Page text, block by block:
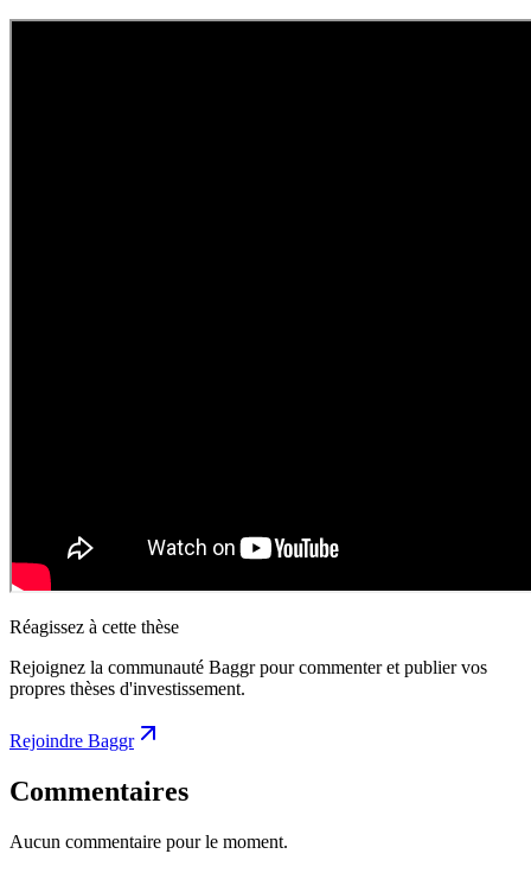
Réagissez à cette thèse
Rejoignez la communauté Baggr pour commenter et publier vos
propres thèses d'investissement.
Rejoindre Baggr
Commentaires
Aucun commentaire pour le moment.